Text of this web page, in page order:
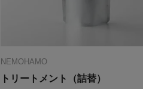
NEMOHAMO
トリートメント（詰替）